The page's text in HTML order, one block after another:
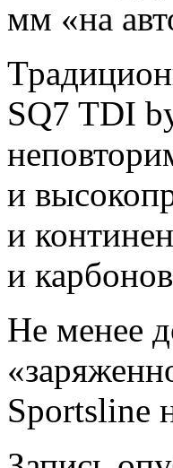
мм «на
SQ7 TDI
и
и
и
Не менее
Sportsline